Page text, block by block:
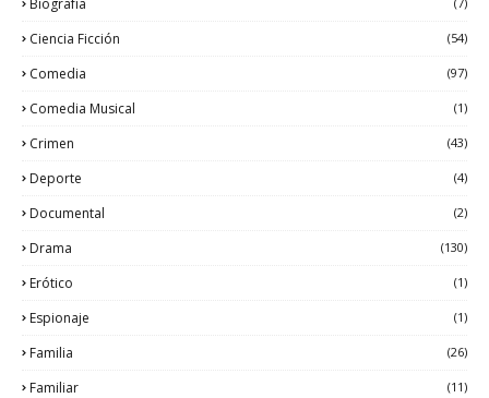
Biografía
Ciencia Ficción (54)
Comedia (97)
Comedia Musical (1)
Crimen (43)
Deporte (4)
Documental (2)
Drama (130)
Erótico (1)
Espionaje (1)
Familia (26)
Familiar (11)